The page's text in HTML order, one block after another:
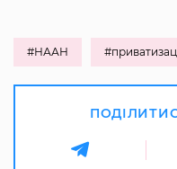
#НААН